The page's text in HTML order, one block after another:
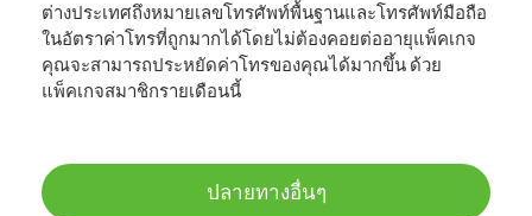
ต่างประเทศถึงหมายเลขโทรศัพท์พื้นฐานและโทรศัพท์มือถือ
ในอัตราค่าโทรที่ถูกมากได้โดยไม่ต้องคอยต่ออายุแพ็คเกจ
คุณจะสามารถประหยัดค่าโทรของคุณได้มากขึ้น ด้วย
แพ็คเกจสมาชิกรายเดือนนี้
ปลายทางอื่นๆ